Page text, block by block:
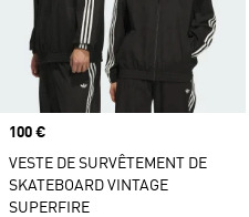
Prix
100 €
VESTE DE SURVÊTEMENT DE
SKATEBOARD VINTAGE
SUPERFIRE